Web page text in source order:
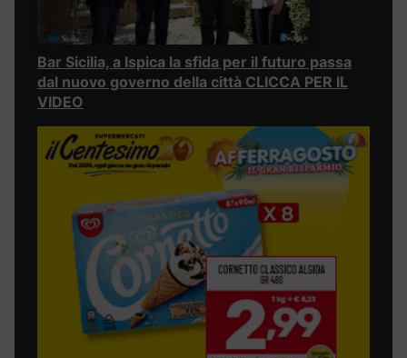
Bar Sicilia, a Ispica la sfida per il futuro passa
dal nuovo governo della città CLICCA PER IL
VIDEO